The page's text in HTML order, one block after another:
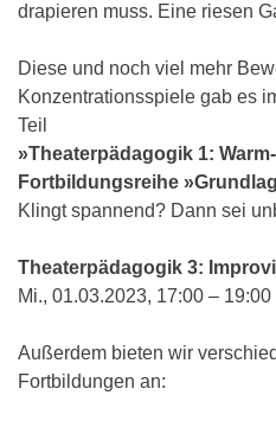
drapieren muss. Eine riesen
Diese und noch viel mehr
Konzentrationsspiele gab es
Teil
»Theaterpädagogik 1:
Fortbildungsreihe
Klingt spannend? Dann sei
Theaterpädagogik 3:
Mi., 01.03.2023, 17:00 – 19:00
Außerdem bieten wir
Fortbildungen an: